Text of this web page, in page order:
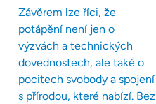
Závěrem lze říci, že
potápění není jen o
výzvách a technických
dovednostech, ale také o
pocitech svobody a spojení
s přírodou, které nabízí. Bez